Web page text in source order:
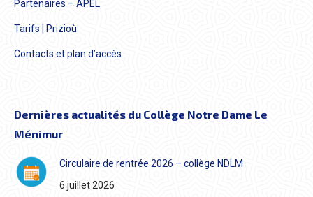
Partenaires – APEL
Tarifs | Prizioù
Contacts et plan d’accès
Dernières actualités du Collège Notre Dame Le
Ménimur
Circulaire de rentrée 2026 – collège NDLM
6 juillet 2026